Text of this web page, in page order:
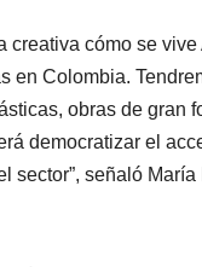
creativa cómo se
en Colombia.
obras de gran
democratizar el
sector”, señaló